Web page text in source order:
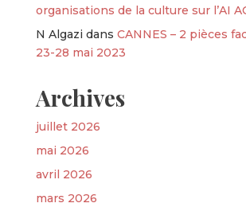
organisations de la culture sur l’AI
N Algazi dans CANNES – 2 pièces
23-28 mai 2023
Archives
juillet 2026
mai 2026
avril 2026
mars 2026